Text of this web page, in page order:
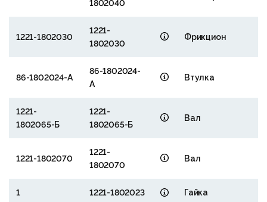
53
1802040
1221-1802030
1221-
1802030
Фрикцион
86-1802024-А
86-1802024-
А
Втулка
1221-
1802065-Б
1221-
1802065-Б
Вал
1221-1802070
1221-
1802070
Вал
1 1221-1802023 Гайка